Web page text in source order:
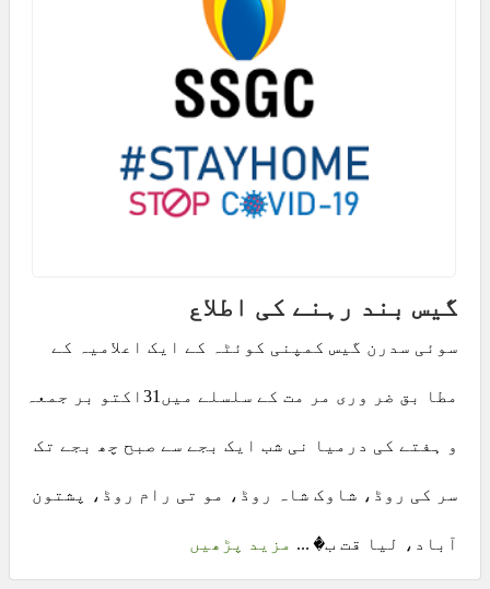
گیس بند رہنے کی اطلاع
سوئی سدرن گیس کمپنی کوئٹہ کے ایک اعلامیہ کے
مطا بق ضر وری مر مت کے سلسلے میں31اکتو بر جمعہ
و ہفتے کی درمیا نی شب ایک بجے سے صبح چھ بجے تک
سر کی روڈ، شاوک شاہ روڈ، مو تی رام روڈ، پشتون
آباد، لیا قت ب� ... مزید پڑھیں